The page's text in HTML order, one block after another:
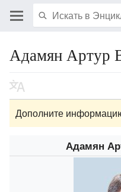
Адамян Артур
Дополните
Адамян